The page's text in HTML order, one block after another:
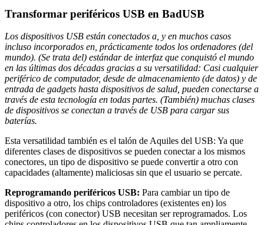
Transformar periféricos USB en BadUSB
Los dispositivos USB están conectados a, y en muchos casos
incluso incorporados en, prácticamente todos los ordenadores (del
mundo). (Se trata del) estándar de interfaz que conquistó el mundo
en las últimas dos décadas gracias a su versatilidad: Casi cualquier
periférico de computador, desde de almacenamiento (de datos) y de
entrada de gadgets hasta dispositivos de salud, pueden conectarse a
través de esta tecnología en todas partes. (También) muchas clases
de dispositivos se conectan a través de USB para cargar sus
baterías.
Esta versatilidad también es el talón de Aquiles del USB: Ya que
diferentes clases de dispositivos se pueden conectar a los mismos
conectores, un tipo de dispositivo se puede convertir a otro con
capacidades (altamente) maliciosas sin que el usuario se percate.
Reprogramando periféricos USB: Para cambiar un tipo de
dispositivo a otro, los chips controladores (existentes en) los
periféricos (con conector) USB necesitan ser reprogramados. Los